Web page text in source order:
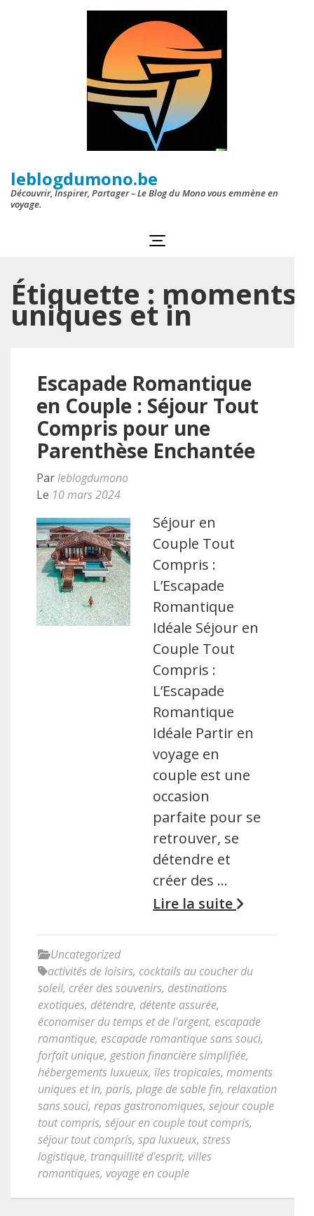
leblogdumono.be
Découvrir, Inspirer, Partager – Le Blog du Mono vous emmène en
voyage.
Étiquette : moments
uniques et in
Escapade Romantique
en Couple : Séjour Tout
Compris pour une
Parenthèse Enchantée
Parleblogdumono
Le 10 mars 2024
Séjour en
Couple Tout
Compris :
L’Escapade
Romantique
Idéale Séjour en
Couple Tout
Compris :
L’Escapade
Romantique
Idéale Partir en
voyage en
couple est une
occasion
parfaite pour se
retrouver, se
détendre et
créer des …
Lire la suite
Uncategorized
activités de loisirs, cocktails au coucher du
soleil, créer des souvenirs, destinations
exotiques, détendre, détente assurée,
économiser du temps et de l'argent, escapade
romantique, escapade romantique sans souci,
forfait unique, gestion financière simplifiée,
hébergements luxueux, îles tropicales, moments
uniques et in, paris, plage de sable fin, relaxation
sans souci, repas gastronomiques, sejour couple
tout compris, séjour en couple tout compris,
séjour tout compris, spa luxueux, stress
logistique, tranquillité d'esprit, villes
romantiques, voyage en couple